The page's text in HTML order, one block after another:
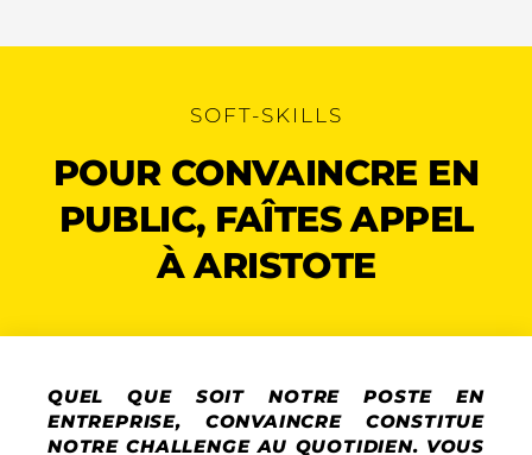
SOFT-SKILLS
POUR CONVAINCRE EN
PUBLIC, FAÎTES APPEL
À ARISTOTE
QUEL QUE SOIT NOTRE POSTE EN
ENTREPRISE, CONVAINCRE CONSTITUE
NOTRE CHALLENGE AU QUOTIDIEN. VOUS